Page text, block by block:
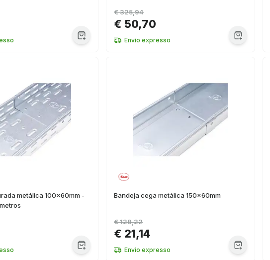
€ 50,70
€ 325,94
Envio expresso
metálica 100x60mm -
Bandeja cega metálica 150x60mm
€ 21,14
€ 129,22
Envio expresso